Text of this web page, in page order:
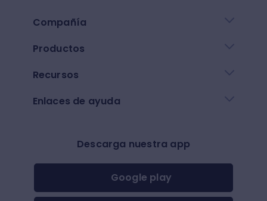
Compañía
Productos
Recursos
Enlaces de ayuda
Descarga nuestra app
Google play